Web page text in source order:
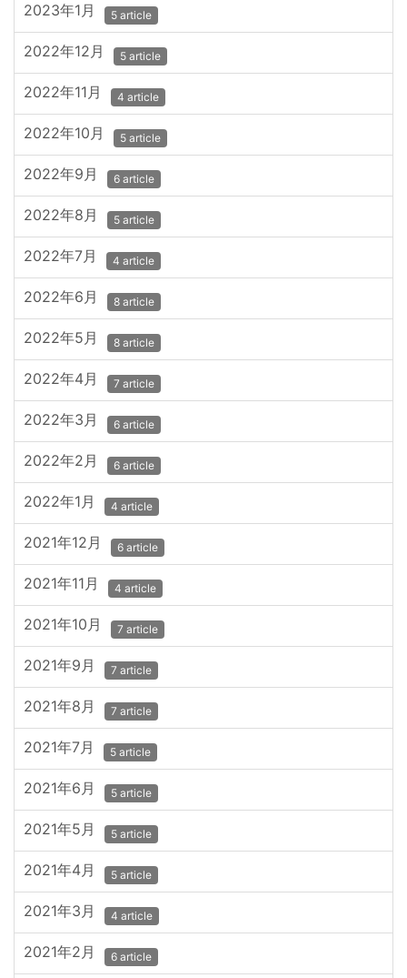
2023年1月 5 article
2022年12月 5 article
2022年11月 4 article
2022年10月 5 article
2022年9月 6 article
2022年8月 5 article
2022年7月 4 article
2022年6月 8 article
2022年5月 8 article
2022年4月 7 article
2022年3月 6 article
2022年2月 6 article
2022年1月 4 article
2021年12月 6 article
2021年11月 4 article
2021年10月 7 article
2021年9月 7 article
2021年8月 7 article
2021年7月 5 article
2021年6月 5 article
2021年5月 5 article
2021年4月 5 article
2021年3月 4 article
2021年2月 6 article